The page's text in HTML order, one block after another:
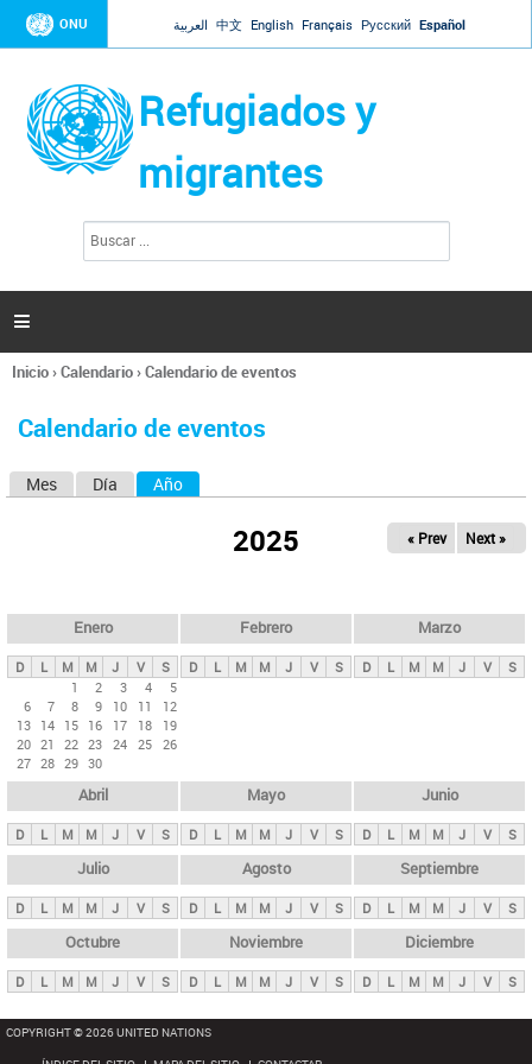
Jump to navigation
ONU العربية 中文 English Français Русский Español
Refugiados y
migrantes
l
d
s

Se
usted
Inicio›Calendario›Calendario de eventos
Calendario de eventos
s
p
n
i
p
a
l
s
Mes Día Año
2025 « Prev Next »
Enero
D L M M J V
S
1
2 3 4
5
6
7 8 9 10 11
12
13 14 15 16 17 18
19
20 21 22 23 24 25 26
27 28 29 30
Febrero
D L M M J V S
Marzo
D L M M J V S
Abril
D L M M J V S
Mayo
D L M M J V S
Junio
D L M M J V S
Julio
D L M M J V S
Agosto
D L M M J V S
Septiembre
D L M M J V S
Octubre
D L M M J V S
Noviembre
D L M M J V S
Diciembre
D L M M J V S
COPYRIGHT © 2026 UNITED NATIONS